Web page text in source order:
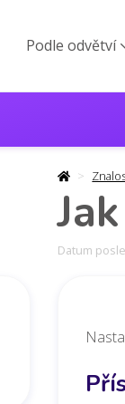
Podle odvětví
Datum